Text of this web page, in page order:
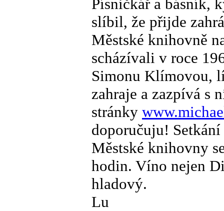
Písničkář a básník,
slíbil, že přijde
Městské knihovně
scházívali v roce
Simonu Klímovou,
zahraje a zazpívá s
stránky
doporučuju!
Městské knihovny
hodin. Víno nejen
hladový.
Lu